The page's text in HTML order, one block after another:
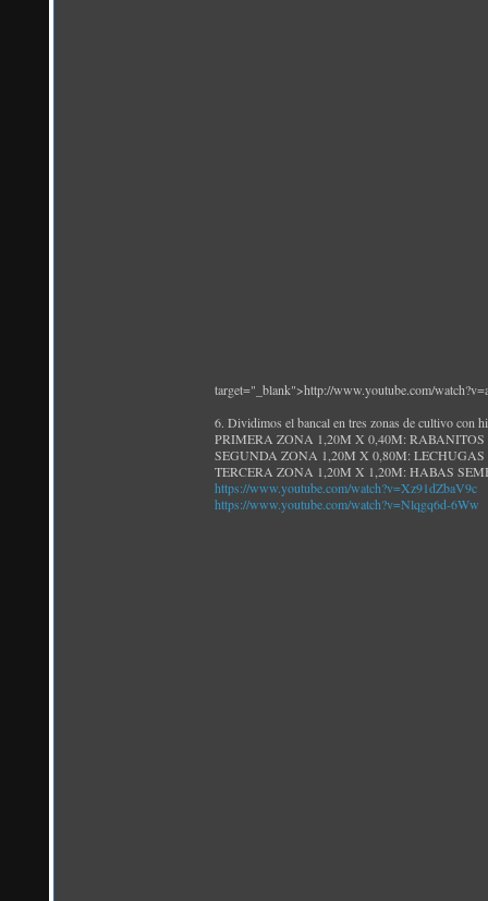
target="_blank">http://www.youtube.com/
6. Dividimos el bancal en tres zonas de cultivo con
PRIMERA ZONA 1,20M X 0,40M: RABANITOS
SEGUNDA ZONA 1,20M X 0,80M:
TERCERA ZONA 1,20M X 1,20M: HABAS
https://www.youtube.com/watch?v=Xz91dZbaV9c
https://www.youtube.com/watch?v=Nlqgq6d-6Ww